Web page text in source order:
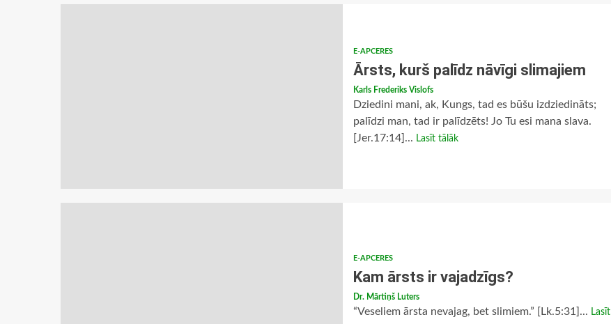
E-APCERES
Ārsts, kurš palīdz nāvīgi slimajiem
Karls Frederiks Vislofs
Dziedini mani, ak, Kungs, tad es būšu izdziedināts;
palīdzi man, tad ir palīdzēts! Jo Tu esi mana slava.
[Jer.17:14]... Lasīt tālāk
E-APCERES
Kam ārsts ir vajadzīgs?
Dr. Mārtiņš Luters
“Veseliem ārsta nevajag, bet slimiem.” [Lk.5:31]... Lasīt